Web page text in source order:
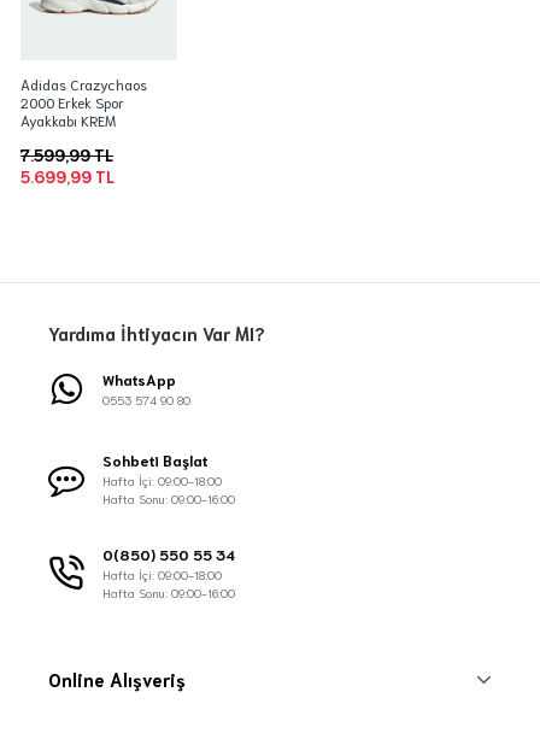
Adidas Crazychaos
2000 Erkek Spor
Ayakkabı KREM
5.699,99 TL
7.599,99 TL
Yardıma İhtiyacın Var MI?
WhatsApp
0553 574 90 80
Sohbeti Başlat
Hafta İçi: 09:00-18:00
Hafta Sonu: 09:00-16:00
0(850) 550 55 34
Hafta İçi: 09:00-18:00
Hafta Sonu: 09:00-16:00
Online Alışveriş